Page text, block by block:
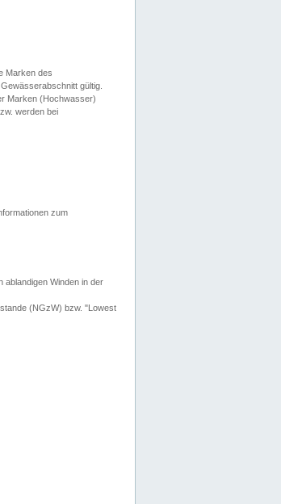
Marken des
gültig.
Marken (Hochwasser)
werden bei
zum
ablandigen Winden in der
(NGzW) bzw. "Lowest